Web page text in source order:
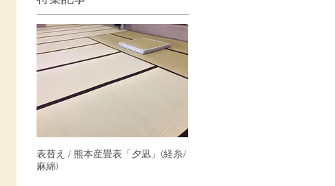
表替え / 熊本産畳表「夕凪」(経糸/
麻綿)